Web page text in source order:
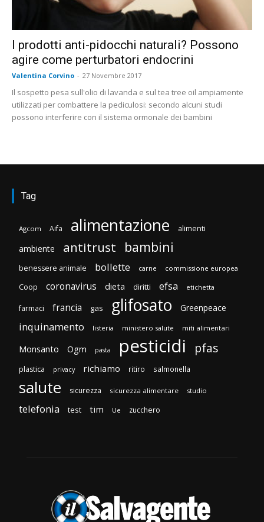
I prodotti anti-pidocchi naturali? Possono
agire come perturbatori endocrini
Valentina Corvino - 27 Novembre 2017
Il sospetto pesa sull'olio di lavanda e sul tea tree oil ampiamente
utilizzati per combattere la pediculosi: secondo alcuni studi
possono interferire con il sistema ormonale dei bambini
Tag
Agcom Aifa alimentazione alimenti
ambiente antitrust bambini
benessere animale bollette carne commissione europea
Coop coronavirus dieta diritti efsa etichetta
farmaci francia gas glifosato Greenpeace
inquinamento listeria ministero salute miti alimentari
Monsanto Ogm pasta pesticidi pfas
plastica privacy richiamo ritiro salmonella
salute sicurezza sicurezza alimentare studio
telefonia test tim Ue zucchero